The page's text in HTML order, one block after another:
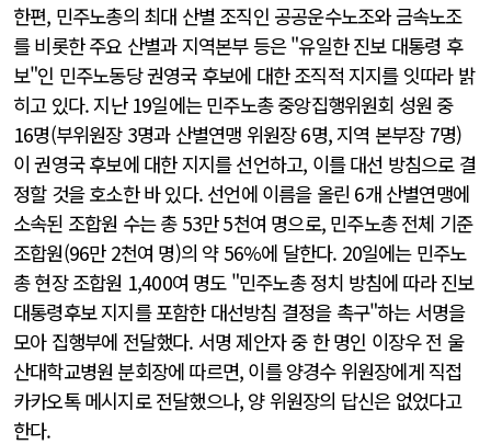
한편, 민주노총의 최대 산별 조직인 공공운수노조와 금속노조
를 비롯한 주요 산별과 지역본부 등은 "유일한 진보 대통령 후
보"인 민주노동당 권영국 후보에 대한 조직적 지지를 잇따라 밝
히고 있다. 지난 19일에는 민주노총 중앙집행위원회 성원 중
16명(부위원장 3명과 산별연맹 위원장 6명, 지역 본부장 7명)
이 권영국 후보에 대한 지지를 선언하고, 이를 대선 방침으로 결
정할 것을 호소한 바 있다. 선언에 이름을 올린 6개 산별연맹에
소속된 조합원 수는 총 53만 5천여 명으로, 민주노총 전체 기준
조합원(96만 2천여 명)의 약 56%에 달한다. 20일에는 민주노
총 현장 조합원 1,400여 명도 "민주노총 정치 방침에 따라 진보
대통령후보 지지를 포함한 대선방침 결정을 촉구"하는 서명을
모아 집행부에 전달했다. 서명 제안자 중 한 명인 이장우 전 울
산대학교병원 분회장에 따르면, 이를 양경수 위원장에게 직접
카카오톡 메시지로 전달했으나, 양 위원장의 답신은 없었다고
한다.